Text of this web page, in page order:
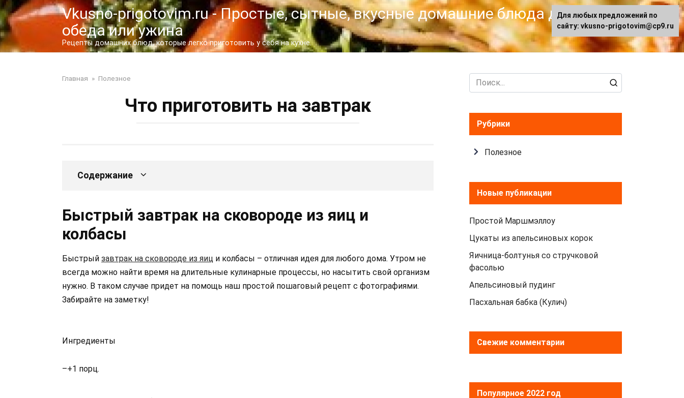
Перейти
к
контенту
Vkusno-prigotovim.ru - Простые, сытные, вкусные домашние блюда для
обеда или ужина
Рецепты домашних блюд, которые легко приготовить у себя на кухне.
Главная » Полезное
Что приготовить на завтрак
Содержание
Быстрый завтрак на сковороде из яиц и
колбасы
Быстрый завтрак на сковороде из яиц и колбасы – отличная идея для любого дома. Утром не
всегда можно найти время на длительные кулинарные процессы, но насытить свой организм
нужно. В таком случае придет на помощь наш простой пошаговый рецепт с фотографиями.
Забирайте на заметку!
Ингредиенты
–+1 порц.
Search
for:
Рубрики
Полезное
Новые публикации
Простой Маршмэллоу
Цукаты из апельсиновых корок
Яичница-болтунья со стручковой
фасолью
Апельсиновый пудинг
Пасхальная бабка (Кулич)
Свежие комментарии
Популярное 2022 год
Для любых предложений по
сайту: vkusno-prigotovim@cp9.ru